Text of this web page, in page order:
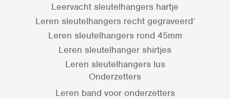
Leervacht sleutelhangers hartje
Leren sleutelhangers recht gegraveerd’
Leren sleutelhangers rond 45mm
Leren sleutelhanger shirtjes
Leren sleutelhangers lus
Onderzetters
Leren band voor onderzetters